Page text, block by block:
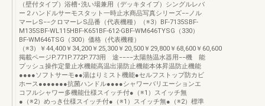
（壁付タイプ）浴槽･洗い場兼用（デッキタイプ）シングルレバ
ー２ハンドルサーモスタット一時止水商品写真シリーズ−−ノル
マーレS−−クロマーレS品番（代表機種）（※3）BF-7135SBF-
M135SBF-WL115HBF-K651BF-612-GBF-WM646TYSG（330）
BF-WM646TSG（300）価格（代表機種）
（※3）￥44,400￥34,200￥25,300￥20,500￥29,800￥68,600￥60,600
掲載ページP.771P.772P.773用 途−−−−太陽熱温水器用−−機 能
プッシュ操作定量止水機能高温出湯防止機能本体昇温防止機能
●●●●ソフトサーモ●●湯はりミスト機能●セルフストップ防カビ
ホース●●●●●●●抗菌ハンドル●●●●シャワーバリエーションエ
コフルシャワー多機能仕様スイッチ付●（※1）スイッチ無
●（※2）めっき仕様スイッチ付●（※1）スイッチ無●（※2）標準